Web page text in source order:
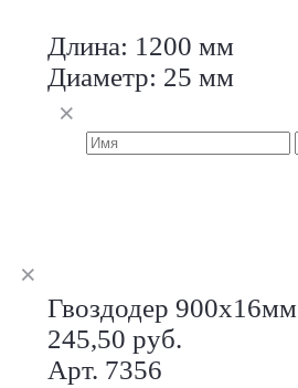
Длина: 1200 мм
Диаметр: 25 мм
Гвоздодер 900х16мм
245,50 руб.
Арт. 7356